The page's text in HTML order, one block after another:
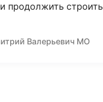
продолжить строить
Валерьевич МО